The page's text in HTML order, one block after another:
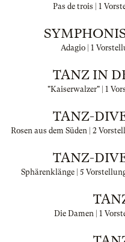
Pas de trois | 1
Adagio | 1
TANZ IN
"Kaiserwalzer" | 1
TANZ-
Rosen aus dem Süden | 2
TANZ-
Sphärenklänge | 5
Die Damen | 1